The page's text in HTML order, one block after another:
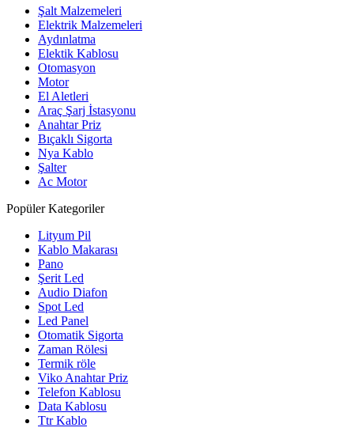
Şalt Malzemeleri
Elektrik Malzemeleri
Aydınlatma
Elektik Kablosu
Otomasyon
Motor
El Aletleri
Araç Şarj İstasyonu
Anahtar Priz
Bıçaklı Sigorta
Nya Kablo
Şalter
Ac Motor
Popüler Kategoriler
Lityum Pil
Kablo Makarası
Pano
Şerit Led
Audio Diafon
Spot Led
Led Panel
Otomatik Sigorta
Zaman Rölesi
Termik röle
Viko Anahtar Priz
Telefon Kablosu
Data Kablosu
Ttr Kablo